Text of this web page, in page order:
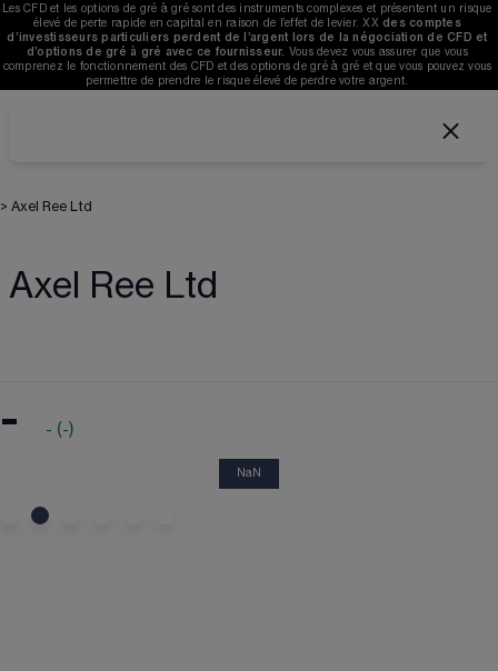
Les CFD et les options de gré à gré sont des instruments complexes et présentent un risque
élevé de perte rapide en capital en raison de l’effet de levier. XX des comptes
d’investisseurs particuliers perdent de l’argent lors de la négociation de CFD et
d’options de gré à gré avec ce fournisseur. Vous devez vous assurer que vous
comprenez le fonctionnement des CFD et des options de gré à gré et que vous pouvez vous
permettre de prendre le risque élevé de perdre votre argent.
> Axel Ree Ltd
Axel Ree Ltd
- - (-)
NaN